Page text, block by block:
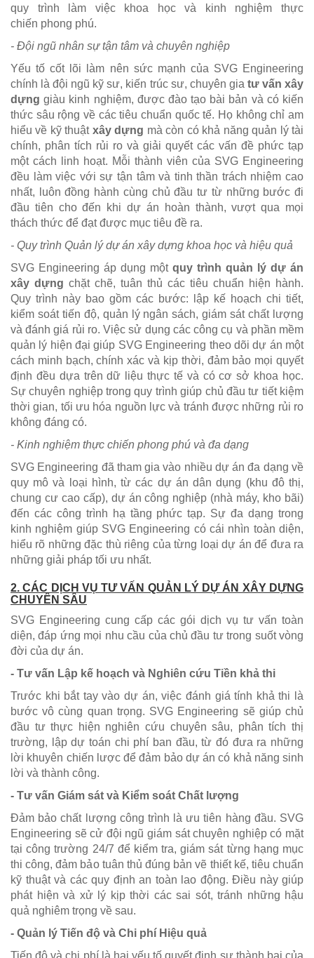
quy trình làm việc khoa học và kinh nghiệm thực
chiến phong phú.
- Đội ngũ nhân sự tận tâm và chuyên nghiệp
Yếu tố cốt lõi làm nên sức mạnh của SVG Engineering
chính là đội ngũ kỹ sư, kiến trúc sư, chuyên gia tư vấn xây
dựng giàu kinh nghiệm, được đào tạo bài bản và có kiến
thức sâu rộng về các tiêu chuẩn quốc tế. Họ không chỉ am
hiểu về kỹ thuật xây dựng mà còn có khả năng quản lý tài
chính, phân tích rủi ro và giải quyết các vấn đề phức tạp
một cách linh hoạt. Mỗi thành viên của SVG Engineering
đều làm việc với sự tận tâm và tinh thần trách nhiệm cao
nhất, luôn đồng hành cùng chủ đầu tư từ những bước đi
đầu tiên cho đến khi dự án hoàn thành, vượt qua mọi
thách thức để đạt được mục tiêu đề ra.
- Quy trình Quản lý dự án xây dựng khoa học và hiệu quả
SVG Engineering áp dụng một quy trình quản lý dự án
xây dựng chặt chẽ, tuân thủ các tiêu chuẩn hiện hành.
Quy trình này bao gồm các bước: lập kế hoạch chi tiết,
kiểm soát tiến độ, quản lý ngân sách, giám sát chất lượng
và đánh giá rủi ro. Việc sử dụng các công cụ và phần mềm
quản lý hiện đại giúp SVG Engineering theo dõi dự án một
cách minh bạch, chính xác và kịp thời, đảm bảo mọi quyết
định đều dựa trên dữ liệu thực tế và có cơ sở khoa học.
Sự chuyên nghiệp trong quy trình giúp chủ đầu tư tiết kiệm
thời gian, tối ưu hóa nguồn lực và tránh được những rủi ro
không đáng có.
- Kinh nghiệm thực chiến phong phú và đa dạng
SVG Engineering đã tham gia vào nhiều dự án đa dạng về
quy mô và loại hình, từ các dự án dân dụng (khu đô thị,
chung cư cao cấp), dự án công nghiệp (nhà máy, kho bãi)
đến các công trình hạ tầng phức tạp. Sự đa dạng trong
kinh nghiệm giúp SVG Engineering có cái nhìn toàn diện,
hiểu rõ những đặc thù riêng của từng loại dự án để đưa ra
những giải pháp tối ưu nhất.
2. CÁC DỊCH VỤ TƯ VẤN QUẢN LÝ DỰ ÁN XÂY DỰNG
CHUYÊN SÂU
SVG Engineering cung cấp các gói dịch vụ tư vấn toàn
diện, đáp ứng mọi nhu cầu của chủ đầu tư trong suốt vòng
đời của dự án.
- Tư vấn Lập kế hoạch và Nghiên cứu Tiền khả thi
Trước khi bắt tay vào dự án, việc đánh giá tính khả thi là
bước vô cùng quan trọng. SVG Engineering sẽ giúp chủ
đầu tư thực hiện nghiên cứu chuyên sâu, phân tích thị
trường, lập dự toán chi phí ban đầu, từ đó đưa ra những
lời khuyên chiến lược để đảm bảo dự án có khả năng sinh
lời và thành công.
- Tư vấn Giám sát và Kiểm soát Chất lượng
Đảm bảo chất lượng công trình là ưu tiên hàng đầu. SVG
Engineering sẽ cử đội ngũ giám sát chuyên nghiệp có mặt
tại công trường 24/7 để kiểm tra, giám sát từng hạng mục
thi công, đảm bảo tuân thủ đúng bản vẽ thiết kế, tiêu chuẩn
kỹ thuật và các quy định an toàn lao động. Điều này giúp
phát hiện và xử lý kịp thời các sai sót, tránh những hậu
quả nghiêm trọng về sau.
- Quản lý Tiến độ và Chi phí Hiệu quả
Tiến độ và chi phí là hai yếu tố quyết định sự thành bại của